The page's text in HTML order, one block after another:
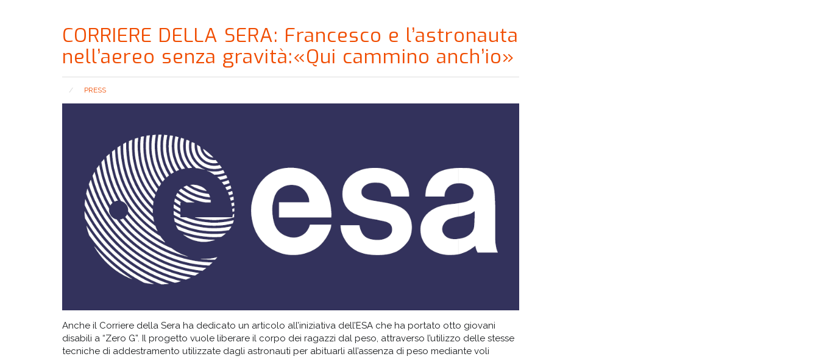
CORRIERE DELLA SERA: Francesco e l’astronauta
nell’aereo senza gravità:«Qui cammino anch’io»
PRESS
Anche il Corriere della Sera ha dedicato un articolo all’iniziativa dell’ESA che ha portato otto giovani
disabili a “Zero G”. Il progetto vuole liberare il corpo dei ragazzi dal peso, attraverso l’utilizzo delle stesse
tecniche di addestramento utilizzate dagli astronauti per abituarli all’assenza di peso mediante voli